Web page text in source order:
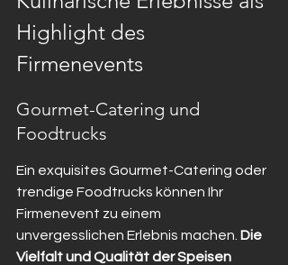
Highlight des
Firmenevents
Gourmet-Catering und
Foodtrucks
Ein exquisites Gourmet-Catering oder
trendige Foodtrucks können Ihr
Firmenevent zu einem
unvergesslichen Erlebnis machen. Die
Vielfalt und Qualität der Speisen